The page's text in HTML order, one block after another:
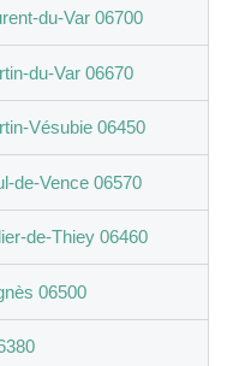
du-Var 06700
du-Var 06670
Vésubie 06450
de-Vence 06570
de-Thiey 06460
06500